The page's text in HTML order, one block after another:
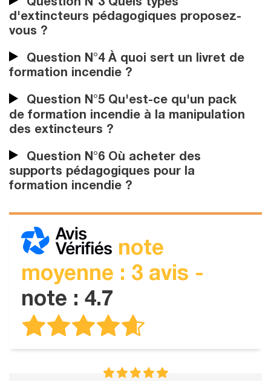
Question N°3 Quels types
d'extincteurs pédagogiques proposez-
vous ?
Question N°4 À quoi sert un livret de
formation incendie ?
Question N°5 Qu'est-ce qu'un pack
de formation incendie à la manipulation
des extincteurs ?
Question N°6 Où acheter des
supports pédagogiques pour la
formation incendie ?
note
moyenne : 3 avis -
note : 4.7